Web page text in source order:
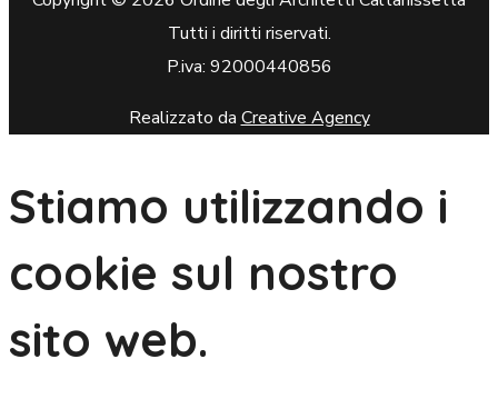
Tutti i diritti riservati.
P.iva: 92000440856
Realizzato da Creative Agency
Stiamo utilizzando i
cookie sul nostro
sito web.